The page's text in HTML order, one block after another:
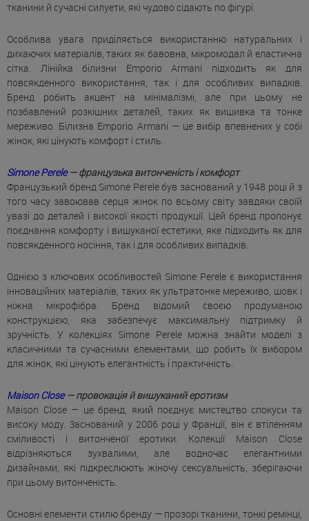
тканини й сучасні силуети, які чудово сідають по фігурі.
Особлива увага приділяється використанню натуральних і
дихаючих матеріалів, таких як бавовна, мікромодал й еластична
сітка. Лінійка білизни Emporio Armani підходить як для
повсякденного використання, так і для особливих випадків.
Бренд робить акцент на мінімалізмі, але при цьому не
позбавлений розкішних деталей, таких як вишивка та тонке
мереживо. Білизна Emporio Armani — це вибір впевнених у собі
жінок, які цінують комфорт і стиль.
Simone Perele— французька витонченість і комфорт
Французький бренд Simone Perele був заснований у 1948 році й з
того часу завоював серця жінок по всьому світу завдяки своїй
увазі до деталей і високої якості продукції. Цей бренд пропонує
поєднання комфорту і вишуканої естетики, яке підходить як для
повсякденного носіння, так і для особливих випадків.
Однією з ключових особливостей Simone Perele є використання
інноваційних матеріалів, таких як ультратонке мереживо, шовк і
ніжна мікрофібра. Бренд відомий своєю продуманою
конструкцією, яка забезпечує максимальну підтримку й
зручність. У колекціях Simone Perele можна знайти моделі з
класичними та сучасними елементами, що робить їх вибором
для жінок, які цінують елегантність і практичність.
Maison Close— провокація й вишуканий еротизм
Maison Close — це бренд, який поєднує мистецтво спокуси та
високу моду. Заснований у 2006 році у Франції, він є втіленням
сміливості і витонченої еротики. Колекції Maison Close
відрізняються зухвалими, але водночас елегантними
дизайнами, які підкреслюють жіночу сексуальність, зберігаючи
при цьому витонченість.
Основні елементи стилю бренду — прозорі тканини, тонкі ремінці,